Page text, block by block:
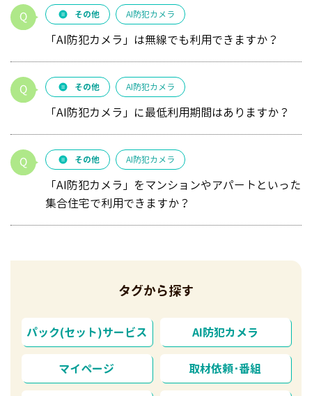
その他 AI防犯カメラ
「AI防犯カメラ」は無線でも利用できますか？
その他 AI防犯カメラ
「AI防犯カメラ」に最低利用期間はありますか？
その他 AI防犯カメラ
「AI防犯カメラ」をマンションやアパートといった
集合住宅で利用できますか？
タグから探す
パック(セット)サービス AI防犯カメラ
マイページ 取材依頼･番組